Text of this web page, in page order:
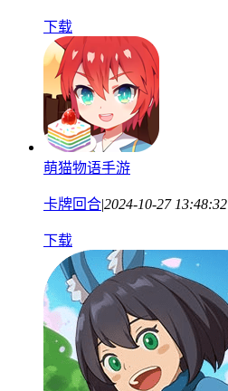
下载
萌猫物语手游
卡牌回合|2024-10-27 13:48:32
下载